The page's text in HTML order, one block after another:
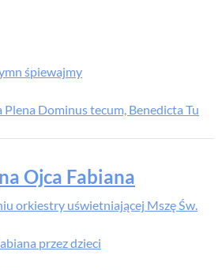
śpiewajmy
Dominus tecum, Benedicta Tu
Ojca Fabiana
orkiestry uświetniającej Mszę Św.
przez dzieci